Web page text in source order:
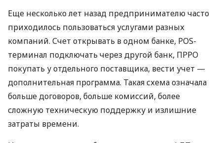
Еще несколько лет назад предпринимателю часто
приходилось пользоваться услугами разных
компаний. Счет открывать в одном банке, POS-
терминал подключать через другой банк, ПРРО
покупать у отдельного поставщика, вести учет —
дополнительная программа. Такая схема означала
больше договоров, больше комиссий, более
сложную техническую поддержку и излишние
затраты времени.